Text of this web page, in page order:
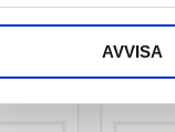
AVVISA